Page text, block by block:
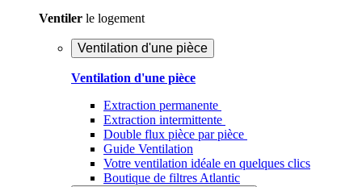
Ventiler le logement
Ventilation d'une pièce
Ventilation d'une pièce
Extraction permanente
Extraction intermittente
Double flux pièce par pièce
Guide Ventilation
Votre ventilation idéale en quelques clics
Boutique de filtres Atlantic